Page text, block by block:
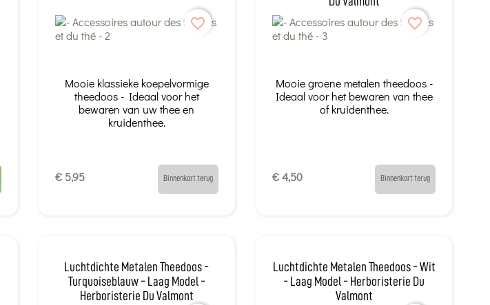
Mooie klassieke koepelvormige
theedoos - Ideaal voor het
bewaren van uw thee en
kruidenthee.
€ 5,95 Binnenkort terug
favorite_border
Mooie groene metalen theedoos -
Ideaal voor het bewaren van thee
of kruidenthee.
€ 4,50 Binnenkort terug
favorite_border
Luchtdichte Metalen Theedoos -
Turquoiseblauw - Laag Model -
Herboristerie Du Valmont
Luchtdichte Metalen Theedoos - Wit
- Laag Model - Herboristerie Du
Valmont